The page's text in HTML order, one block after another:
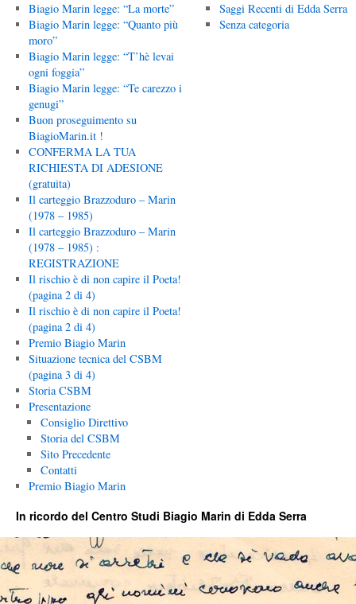
Biagio Marin legge: “La morte”
Biagio Marin legge: “Quanto più
moro”
Biagio Marin legge: “T’hè levai
ogni foggia”
Biagio Marin legge: “Te carezzo i
genugi”
Buon proseguimento su
BiagioMarin.it !
CONFERMA LA TUA
RICHIESTA DI ADESIONE
(gratuita)
Il carteggio Brazzoduro – Marin
(1978 – 1985)
Il carteggio Brazzoduro – Marin
(1978 – 1985) :
REGISTRAZIONE
Il rischio è di non capire il Poeta!
(pagina 2 di 4)
Il rischio è di non capire il Poeta!
(pagina 2 di 4)
Premio Biagio Marin
Situazione tecnica del CSBM
(pagina 3 di 4)
Storia CSBM
Presentazione
Consiglio Direttivo
Storia del CSBM
Sito Precedente
Contatti
Premio Biagio Marin
Saggi Recenti di Edda Serra
Senza categoria
In ricordo del Centro Studi Biagio Marin di Edda Serra